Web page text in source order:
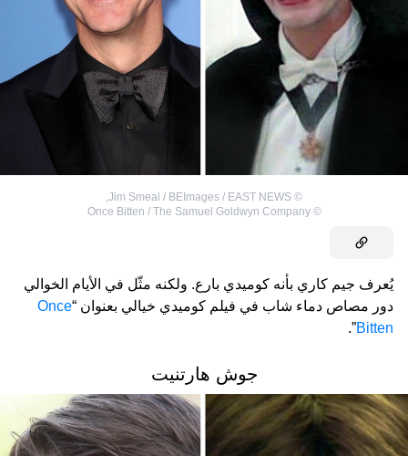
©
Jim Smeal / BEImages / EAST NEWS
©
Once Bitten / The Samuel Goldwyn Company
يُعرف جيم كاري بأنه كوميدي بارع. ولكنه مثّل في الأيام الخوالي
دور مصاص دماء شاب في فيلم كوميدي خيالي بعنوان “Once
Bitten
”.
جوش هارتنيت